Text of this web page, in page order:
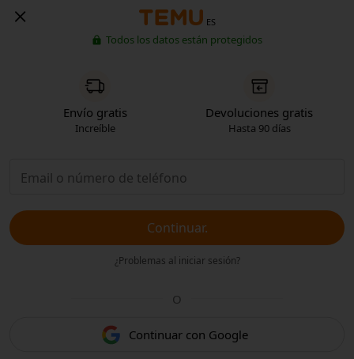
ES
Todos los datos están protegidos
Envío gratis
Increíble
Devoluciones gratis
Hasta 90 días
Continuar.
¿Problemas al iniciar sesión?
O
Continuar con Google